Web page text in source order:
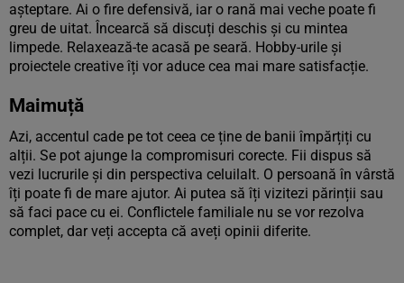
așteptare. Ai o fire defensivă, iar o rană mai veche poate fi
greu de uitat. Încearcă să discuți deschis și cu mintea
limpede. Relaxează-te acasă pe seară. Hobby-urile și
proiectele creative îți vor aduce cea mai mare satisfacție.
Maimuță
Azi, accentul cade pe tot ceea ce ține de banii împărțiți cu
alții. Se pot ajunge la compromisuri corecte. Fii dispus să
vezi lucrurile și din perspectiva celuilalt. O persoană în vârstă
îți poate fi de mare ajutor. Ai putea să îți vizitezi părinții sau
să faci pace cu ei. Conflictele familiale nu se vor rezolva
complet, dar veți accepta că aveți opinii diferite.